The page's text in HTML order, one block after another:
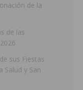
de la
de las
sus Fiestas
Salud y San